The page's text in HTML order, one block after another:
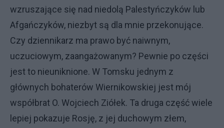
wzruszające się nad niedolą Palestyńczyków lub
Afgańczyków, niezbyt są dla mnie przekonujące.
Czy dziennikarz ma prawo być naiwnym,
uczuciowym, zaangażowanym? Pewnie po części
jest to nieuniknione. W Tomsku jednym z
głównych bohaterów Wiernikowskiej jest mój
współbrat O. Wojciech Ziółek. Ta druga część wiele
lepiej pokazuje Rosję, z jej duchowym złem,